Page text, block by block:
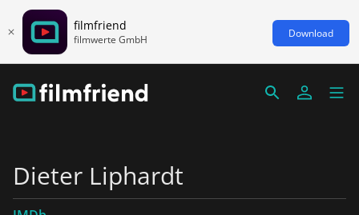
filmfriend
filmwerte GmbH Download
Dieter Liphardt